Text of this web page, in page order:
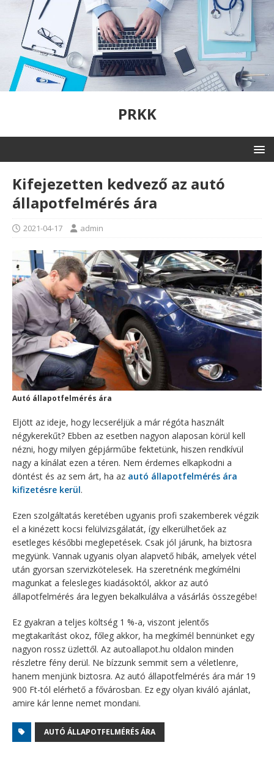
PRKK
Kifejezetten kedvező az autó
állapotfelmérés ára
2021-04-17 admin
Autó állapotfelmérés ára
Eljött az ideje, hogy lecseréljük a már régóta használt
négykerekűt? Ebben az esetben nagyon alaposan körül kell
nézni, hogy milyen gépjárműbe fektetünk, hiszen rendkívül
nagy a kínálat ezen a téren. Nem érdemes elkapkodni a
döntést és az sem árt, ha az autó állapotfelmérés ára
kifizetésre kerül.
Ezen szolgáltatás keretében ugyanis profi szakemberek végzik
el a kinézett kocsi felülvizsgálatát, így elkerülhetőek az
esetleges későbbi meglepetések. Csak jól járunk, ha biztosra
megyünk. Vannak ugyanis olyan alapvető hibák, amelyek vétel
után gyorsan szervizkötelesek. Ha szeretnénk megkímélni
magunkat a felesleges kiadásoktól, akkor az autó
állapotfelmérés ára legyen bekalkulálva a vásárlás összegébe!
Ez gyakran a teljes költség 1 %-a, viszont jelentős
megtakarítást okoz, főleg akkor, ha megkímél bennünket egy
nagyon rossz üzlettől. Az autoallapot.hu oldalon minden
részletre fény derül. Ne bízzunk semmit sem a véletlenre,
hanem menjünk biztosra. Az autó állapotfelmérés ára már 19
900 Ft-tól elérhető a fővárosban. Ez egy olyan kiváló ajánlat,
amire kár lenne nemet mondani.
AUTÓ ÁLLAPOTFELMÉRÉS ÁRA